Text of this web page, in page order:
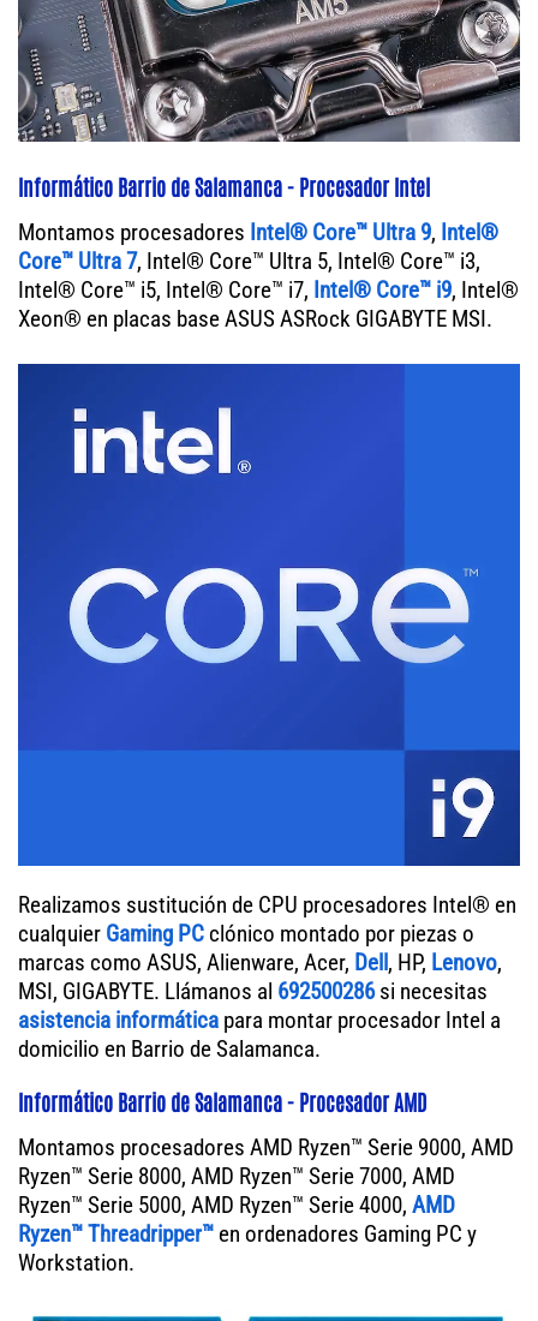
Informático Barrio de Salamanca - Procesador Intel
Montamos procesadores Intel® Core™ Ultra 9, Intel®
Core™ Ultra 7, Intel® Core™ Ultra 5, Intel® Core™ i3,
Intel® Core™ i5, Intel® Core™ i7, Intel® Core™ i9, Intel®
Xeon® en placas base ASUS ASRock GIGABYTE MSI.
Realizamos sustitución de CPU procesadores Intel® en
cualquier Gaming PC clónico montado por piezas o
marcas como ASUS, Alienware, Acer, Dell, HP, Lenovo,
MSI, GIGABYTE. Llámanos al 692500286si necesitas
asistencia informática para montar procesador Intel a
domicilio en Barrio de Salamanca.
Informático Barrio de Salamanca - Procesador AMD
Montamos procesadores AMD Ryzen™ Serie 9000, AMD
Ryzen™ Serie 8000, AMD Ryzen™ Serie 7000, AMD
Ryzen™ Serie 5000, AMD Ryzen™ Serie 4000, AMD
Ryzen™ Threadripper™ en ordenadores Gaming PC y
Workstation.